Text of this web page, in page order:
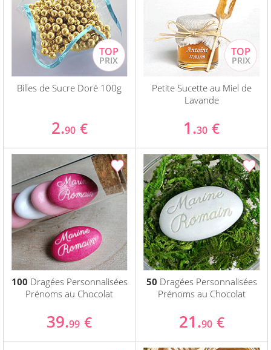
Billes de Sucre Doré 100g
2.90 €
Petite Sucette au Miel de
Lavande
1.30 €
100 Dragées Personnalisées
Prénoms au Chocolat
39.99 €
50 Dragées Personnalisées
Prénoms au Chocolat
21.90 €